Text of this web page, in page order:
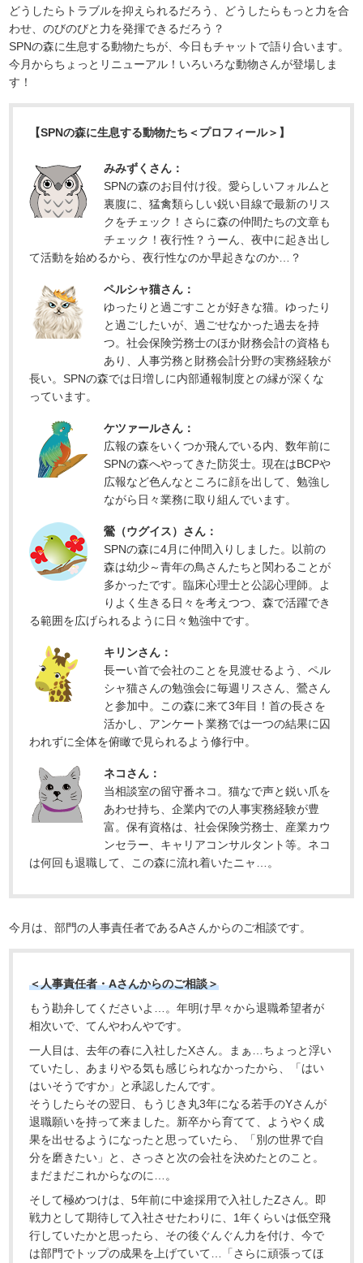
どうしたらトラブルを抑えられるだろう、どうしたらもっと力を合
わせ、のびのびと力を発揮できるだろう？
SPNの森に生息する動物たちが、今日もチャットで語り合います。
今月からちょっとリニューアル！いろいろな動物さんが登場しま
す！
【SPNの森に生息する動物たち＜プロフィール＞】
みみずくさん：
SPNの森のお目付け役。愛らしいフォルムと
裏腹に、猛禽類らしい鋭い目線で最新のリス
クをチェック！さらに森の仲間たちの文章も
チェック！夜行性？うーん、夜中に起き出し
て活動を始めるから、夜行性なのか早起きなのか…？
ペルシャ猫さん：
ゆったりと過ごすことが好きな猫。ゆったり
と過ごしたいが、過ごせなかった過去を持
つ。社会保険労務士のほか財務会計の資格も
あり、人事労務と財務会計分野の実務経験が
長い。SPNの森では日増しに内部通報制度との縁が深くな
っています。
ケツァールさん：
広報の森をいくつか飛んでいる内、数年前に
SPNの森へやってきた防災士。現在はBCPや
広報など色んなところに顔を出して、勉強し
ながら日々業務に取り組んでいます。
鶯（ウグイス）さん：
SPNの森に4月に仲間入りしました。以前の
森は幼少～青年の鳥さんたちと関わることが
多かったです。臨床心理士と公認心理師。よ
りよく生きる日々を考えつつ、森で活躍でき
る範囲を広げられるように日々勉強中です。
キリンさん：
長ーい首で会社のことを見渡せるよう、ペル
シャ猫さんの勉強会に毎週リスさん、鶯さん
と参加中。この森に来て3年目！首の長さを
活かし、アンケート業務では一つの結果に囚
われずに全体を俯瞰で見られるよう修行中。
ネコさん：
当相談室の留守番ネコ。猫なで声と鋭い爪を
あわせ持ち、企業内での人事実務経験が豊
富。保有資格は、社会保険労務士、産業カウ
ンセラー、キャリアコンサルタント等。ネコ
は何回も退職して、この森に流れ着いたニャ…。
今月は、部門の人事責任者であるAさんからのご相談です。
＜人事責任者・Aさんからのご相談＞
もう勘弁してくださいよ…。年明け早々から退職希望者が
相次いで、てんやわんやです。
一人目は、去年の春に入社したXさん。まぁ…ちょっと浮い
ていたし、あまりやる気も感じられなかったから、「はい
はいそうですか」と承認したんです。
そうしたらその翌日、もうじき丸3年になる若手のYさんが
退職願いを持って来ました。新卒から育てて、ようやく成
果を出せるようになったと思っていたら、「別の世界で自
分を磨きたい」と、さっさと次の会社を決めたとのこと。
まだまだこれからなのに…。
そして極めつけは、5年前に中途採用で入社したZさん。即
戦力として期待して入社させたわりに、1年くらいは低空飛
行していたかと思ったら、その後ぐんぐん力を付け、今で
は部門でトップの成果を上げていて…「さらに頑張ってほ